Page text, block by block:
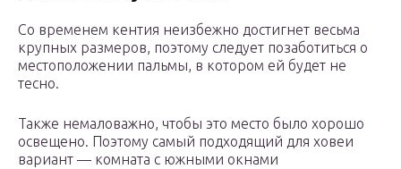
Со временем кентия неизбежно достигнет весьма
крупных размеров, поэтому следует позаботиться о
местоположении пальмы, в котором ей будет не
тесно.
Также немаловажно, чтобы это место было хорошо
освещено. Поэтому самый подходящий для ховеи
вариант — комната с южными окнами